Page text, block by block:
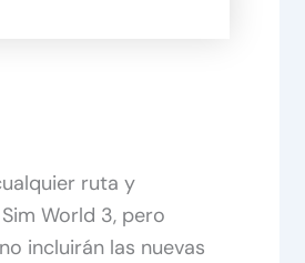
ruta y
World 3, pero
incluirán las nuevas